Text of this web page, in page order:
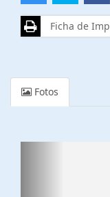
Ficha de
Fotos